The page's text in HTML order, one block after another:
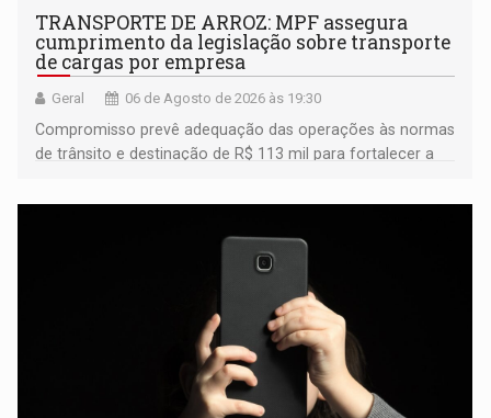
TRANSPORTE DE ARROZ: MPF assegura
cumprimento da legislação sobre transporte
de cargas por empresa
Geral 06 de Agosto de 2026 às 19:30
Compromisso prevê adequação das operações às normas
de trânsito e destinação de R$ 113 mil para fortalecer a